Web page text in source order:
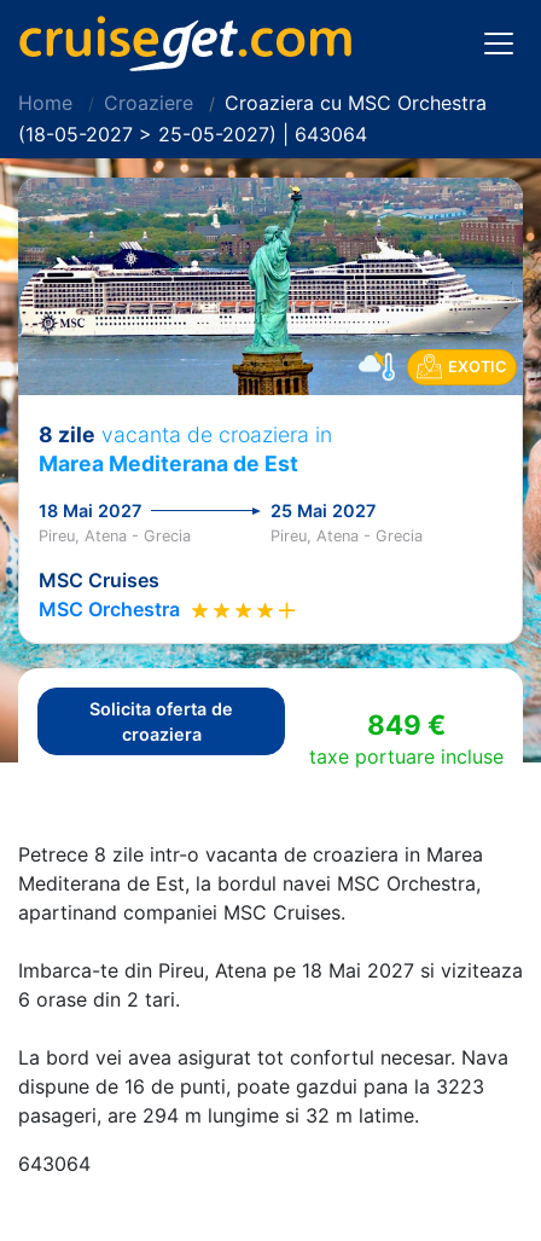
Home Croaziere
Croaziera cu MSC Orchestra
(18-05-2027 > 25-05-2027) | 643064
EXOTIC
8 zile vacanta de croaziera in
Marea Mediterana de Est
18 Mai 2027 25 Mai 2027
Pireu, Atena - Grecia Pireu, Atena - Grecia
MSC Cruises
MSC Orchestra
Solicita oferta de
croaziera
849 €
taxe portuare incluse
Petrece 8 zile intr-o vacanta de croaziera in Marea
Mediterana de Est, la bordul navei MSC Orchestra,
apartinand companiei MSC Cruises.
Imbarca-te din Pireu, Atena pe 18 Mai 2027 si viziteaza
6 orase din 2 tari.
La bord vei avea asigurat tot confortul necesar. Nava
dispune de 16 de punti, poate gazdui pana la 3223
pasageri, are 294 m lungime si 32 m latime.
643064